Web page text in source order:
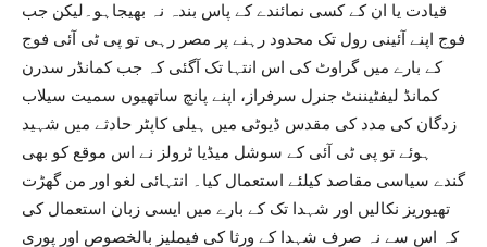
قیادت یا ان کے کسی نمائندے کے پاس بندہ نہ بھیجاہو۔لیکن جب
فوج اپنے آئینی رول تک محدود رہنے پر مصر رہی تو پی ٹی آئی فوج
کے بارے میں گراوٹ کی اس انتہا تک آگئی کہ جب کمانڈر سدرن
کمانڈ لیفٹیننٹ جنرل سرفراز، اپنے پانچ ساتھیوں سمیت سیلاب
زدگان کی مدد کی مقدس ڈیوٹی میں ہیلی کاپٹر حادثے میں شہید
ہوئے تو پی ٹی آئی کے سوشل میڈیا ٹرولز نے اس موقع کو بھی
گندے سیاسی مقاصد کیلئے استعمال کیا۔ انتہائی لغو اور من گھڑت
تھیوریز نکالیں اور شہدا تک کے بارے میں ایسی زبان استعمال کی
کہ اس سے نہ صرف شہدا کے ورثا کی فیملیز بالخصوص اور پوری